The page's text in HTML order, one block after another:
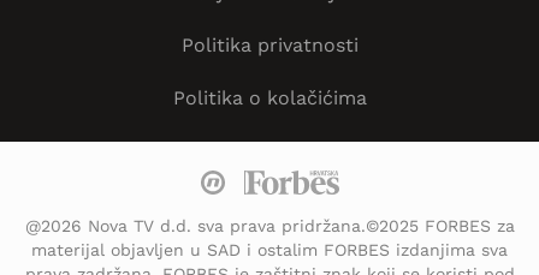
Politika privatnosti
Politika o kolačićima
@2026 Nova TV d.d. sva prava pridržana.©2025 FORBES za
materijal objavljen u SAD i ostalim FORBES izdanjima sva